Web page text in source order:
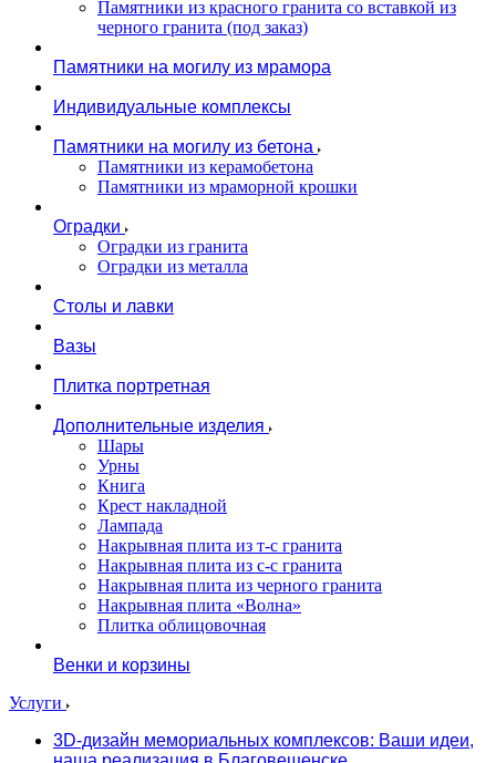
Памятники из красного гранита со вставкой из
черного гранита (под заказ)
Памятники на могилу из мрамора
Индивидуальные комплексы
Памятники на могилу из бетона
Памятники из керамобетона
Памятники из мраморной крошки
Оградки
Оградки из гранита
Оградки из металла
Столы и лавки
Вазы
Плитка портретная
Дополнительные изделия
Шары
Урны
Книга
Крест накладной
Лампада
Накрывная плита из т-с гранита
Накрывная плита из с-с гранита
Накрывная плита из черного гранита
Накрывная плита «Волна»
Плитка облицовочная
Венки и корзины
Услуги
3D-дизайн мемориальных комплексов: Ваши идеи,